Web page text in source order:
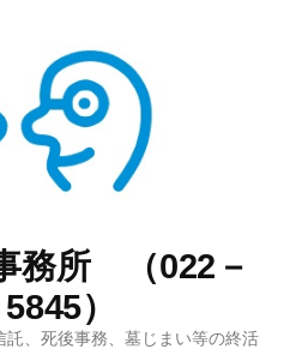
務所 （022－
）
、死後事務、墓じまい等の終活